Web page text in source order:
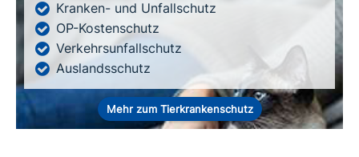
Kranken- und Unfallschutz
OP-Kostenschutz
Verkehrsunfallschutz
Auslandsschutz
Mehr zum Tierkrankenschutz